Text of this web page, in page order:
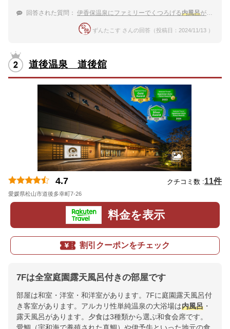
回答された質問： 伊香保温泉にファミリーでくつろげる内風呂があって、食事は部屋だしの旅館を教えてください。
ずんたこす さんの回答（投稿日：2024/11/13 ）
道後温泉 道後舘
4.7 クチコミ数 :11件
愛媛県松山市道後多幸町7-26
料金を表示
割引クーポンをチェック
7Fは全室庭園露天風呂付きの部屋です
部屋は和室・洋室・和洋室があります。7Fに庭園露天風呂付
き客室があります。アルカリ性単純温泉の大浴場は内風呂 ・
露天風呂があります。夕食は3種類から選ぶ和食会席です。
愛鯛（宇和海で養殖された真鯛）や伊予牛といった地元の食